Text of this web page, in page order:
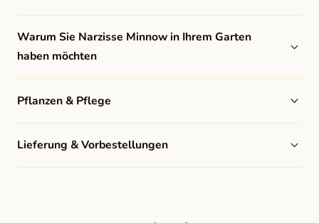
Warum Sie Narzisse Minnow in Ihrem Garten
haben möchten
Pflanzen & Pflege
Lieferung & Vorbestellungen